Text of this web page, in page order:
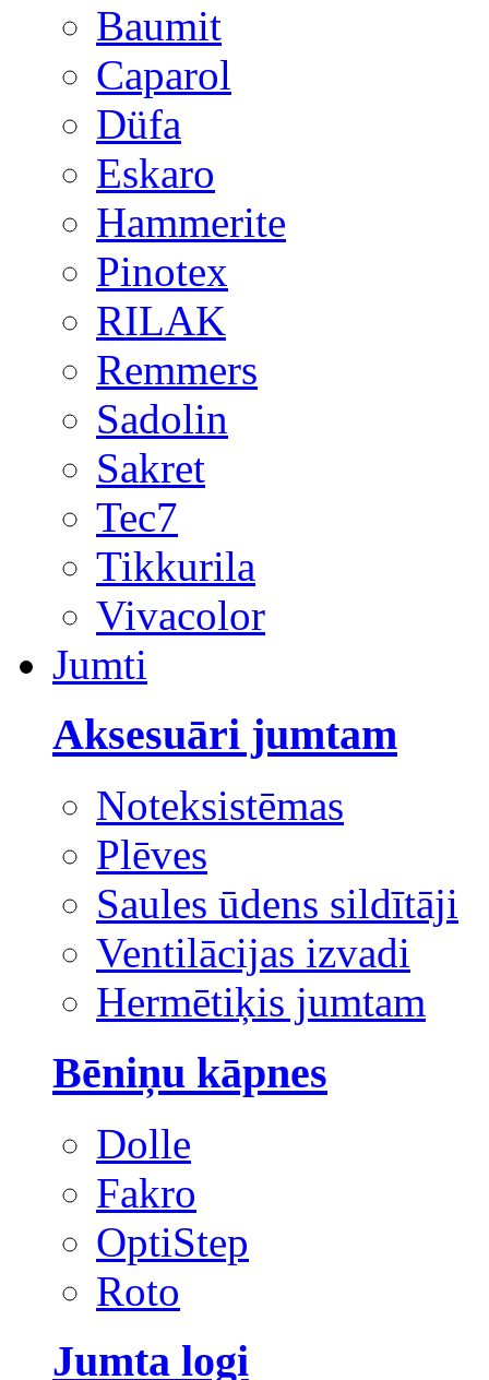
Baumit
Caparol
Düfa
Eskaro
Hammerite
Pinotex
RILAK
Remmers
Sadolin
Sakret
Tec7
Tikkurila
Vivacolor
Jumti
Aksesuāri jumtam
Noteksistēmas
Plēves
Saules ūdens sildītāji
Ventilācijas izvadi
Hermētiķis jumtam
Bēniņu kāpnes
Dolle
Fakro
OptiStep
Roto
Jumta logi